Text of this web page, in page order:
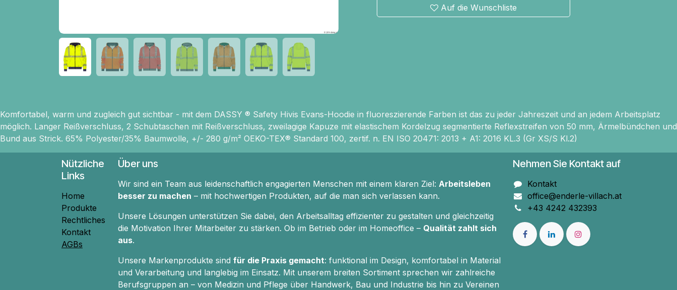
Auf die Wunschliste
Komfortabel, warm und zugleich gut sichtbar - mit dem DASSY ® Safety Hivis Evans-Hoodie in fluoreszierende Farben ist das zu jeder Jahreszeit und an jedem Arbeitsplatz
möglich. Langer Reißverschluss, 2 Schubtaschen mit Reißverschluss, zweilagige Kapuze mit elastischem Kordelzug segmentierte Reflexstreifen von 50 mm, Ärmelbündchen und
Bund aus Strick. 65% Polyester/35% Baumwolle, +/- 280 g/m² OEKO-TEX® Standard 100, zertif. n. EN ISO 20471: 2013 + A1: 2016 KL.3 (Gr XS/S Kl.2)
Über uns
Wir sind ein Team aus leidenschaftlich engagierten Menschen mit einem klaren Ziel: Arbeitsleben
besser zu machen – mit hochwertigen Produkten, auf die man sich verlassen kann.
Unsere Lösungen unterstützen Sie dabei, den Arbeitsalltag effizienter zu gestalten und gleichzeitig
die Motivation Ihrer Mitarbeiter zu stärken. Ob im Betrieb oder im Homeoffice – Qualität zahlt sich
aus.
Unsere Markenprodukte sind für die Praxis gemacht: funktional im Design, komfortabel in Material
und Verarbeitung und langlebig im Einsatz. Mit unserem breiten Sortiment sprechen wir zahlreiche
Berufsgruppen an – von Medizin und Pflege über Handwerk, Bau und Industrie bis hin zu Vereinen
Nehmen Sie Kontakt auf
Kontakt
office@enderle-villach.at
+43 4242 432393
Nützliche
Links
Home
Produkte
Rechtliches
Kontakt
AGBs